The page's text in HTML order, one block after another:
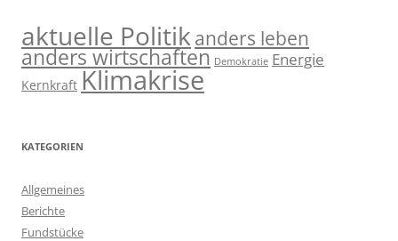
aktuelle Politik anders leben
anders wirtschaften Demokratie Energie
Kernkraft Klimakrise
KATEGORIEN
Allgemeines
Berichte
Fundstücke